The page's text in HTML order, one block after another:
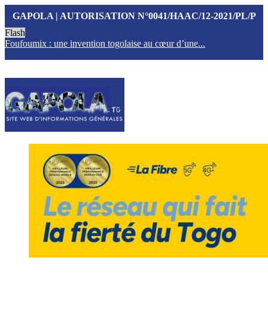
GAPOLA | AUTORISATION N°0041/HAAC/12-2021/PL/P
Flash
Foufoumix : une invention togolaise au cœur d’une...